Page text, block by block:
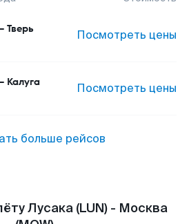
Тверь Посмотреть цены
Калуга Посмотреть цены
больше рейсов
Лусака (LUN) - Москва